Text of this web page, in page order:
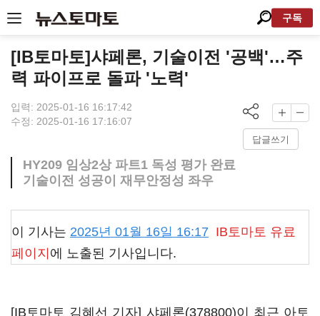
구독
[IB토마토]샤페론, 기술이전 '공백'…주
력 파이프로 돌파 '노력'
입력: 2025-01-16 16:17:42
수정: 2025-01-16 17:16:07
답글쓰기
HY209 임상2상 파트1 독성 평가 완료
기술이전 성공이 재무안정성 좌우
이 기사는 2025년 01월 16일 16:17 IB토마토 유료
페이지 에 노출된 기사입니다.
[IB토마토 김혜선 기자] 샤페론(378800)이 최근 아토